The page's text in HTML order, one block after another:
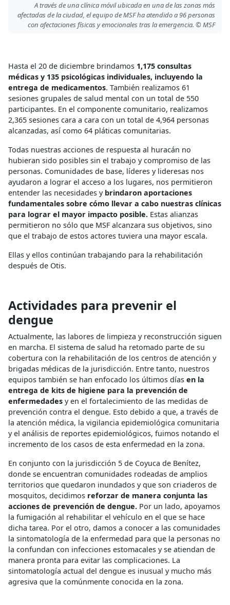
A través de una clínica móvil ubicada en una de las zonas más
afectadas de la ciudad, el equipo de MSF ha atendido a 96 personas
con afectaciones físicas y emocionales tras la emergencia. © MSF
Hasta el 20 de diciembre brindamos 1,175 consultas
médicas y 135 psicológicas individuales, incluyendo la
entrega de medicamentos. También realizamos 61
sesiones grupales de salud mental con un total de 550
participantes. En el componente comunitario, realizamos
2,365 sesiones cara a cara con un total de 4,964 personas
alcanzadas, así como 64 pláticas comunitarias.
Todas nuestras acciones de respuesta al huracán no
hubieran sido posibles sin el trabajo y compromiso de las
personas. Comunidades de base, líderes y lideresas nos
ayudaron a lograr el acceso a los lugares, nos permitieron
entender las necesidades y brindaron aportaciones
fundamentales sobre cómo llevar a cabo nuestras clínicas
para lograr el mayor impacto posible. Estas alianzas
permitieron no sólo que MSF alcanzara sus objetivos, sino
que el trabajo de estos actores tuviera una mayor escala.
Ellas y ellos continúan trabajando para la rehabilitación
después de Otis.
Actividades para prevenir el
dengue
Actualmente, las labores de limpieza y reconstrucción siguen
en marcha. El sistema de salud ha retomado parte de su
cobertura con la rehabilitación de los centros de atención y
brigadas médicas de la jurisdicción. Entre tanto, nuestros
equipos también se han enfocado los últimos días en la
entrega de kits de higiene para la prevención de
enfermedades y en el fortalecimiento de las medidas de
prevención contra el dengue. Esto debido a que, a través de
la atención médica, la vigilancia epidemiológica comunitaria
y el análisis de reportes epidemiológicos, fuimos notando el
incremento de los casos de esta enfermedad en la zona.
En conjunto con la jurisdicción 5 de Coyuca de Benítez,
donde se encuentran comunidades rodeadas de amplios
territorios que quedaron inundados y que son criaderos de
mosquitos, decidimos reforzar de manera conjunta las
acciones de prevención de dengue. Por un lado, apoyamos
la fumigación al rehabilitar el vehículo en el que se hace
dicha tarea. Por el otro, damos a conocer a las comunidades
la sintomatología de la enfermedad para que la personas no
la confundan con infecciones estomacales y se atiendan de
manera pronta para evitar las complicaciones. La
sintomatología actual del dengue es inusual y mucho más
agresiva que la comúnmente conocida en la zona.